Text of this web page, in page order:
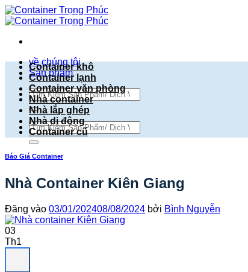
Bỏ
qua
dung
về chúng tôi
Sản phẩm
Tìm
kiếm:
Tìm
kiếm:
Container khô
Container lạnh
Container văn phòng
Nhà container
Nhà lắp ghép
Nhà di động
Container cũ
Báo Giá Container
Nhà Container Kiên Giang
Đăng vào 03/01/202408/08/2024 bởi Bình Nguyễn
03
Th1